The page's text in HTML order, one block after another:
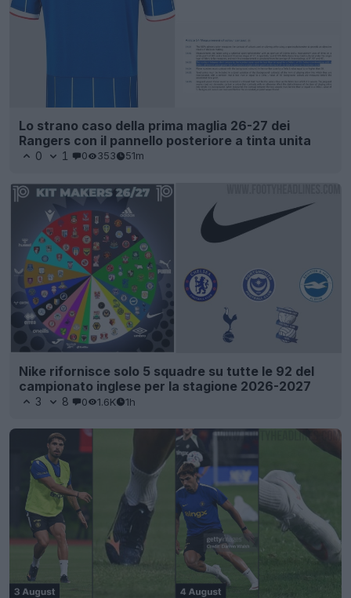
Lo strano caso della prima maglia 26-27 dei
Rangers con il pannello posteriore a tinta unita
0 1 0 353 51m
Nike rifornisce solo 5 squadre su tutte le 92 del
campionato inglese per la stagione 2026-2027
3 8 0 1.6K 1h